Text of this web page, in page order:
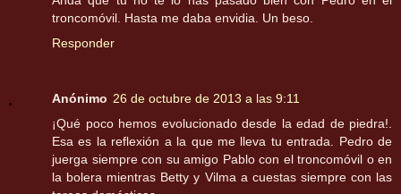
troncomóvil. Hasta me daba envidia. Un beso.
Responder
Anónimo 26 de octubre de 2013 a las 9:11
¡Qué poco hemos evolucionado desde la edad de piedra!.
Esa es la reflexión a la que me lleva tu entrada. Pedro de
juerga siempre con su amigo Pablo con el troncomóvil o en
la bolera mientras Betty y Vilma a cuestas siempre con las